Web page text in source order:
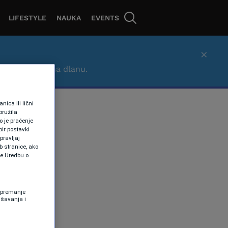
LIFESTYLE NAUKA EVENTS
brzo, lako i na dlanu.
×
ili lični
je praćenje
postavki
stranice, ako
Uredbu o
i